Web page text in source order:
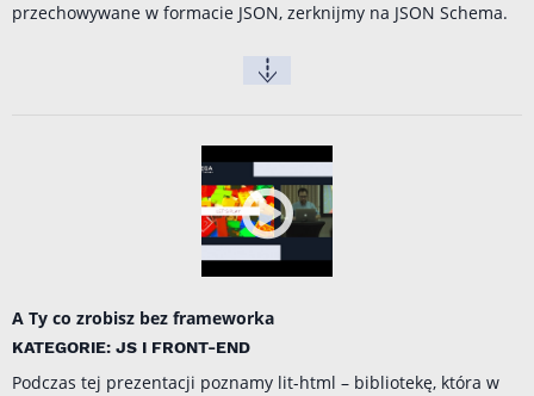
przechowywane w formacie JSON, zerknijmy na JSON Schema.
A Ty co zrobisz bez frameworka
KATEGORIE: JS I FRONT-END
Podczas tej prezentacji poznamy lit-html – bibliotekę, która w